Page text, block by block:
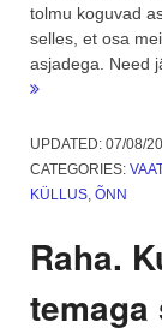
tolmu koguvad
selles, et osa
asjadega. Need
UPDATED: 07/08/
CATEGORIES:
KÜLLUS, ÕNN
Raha.